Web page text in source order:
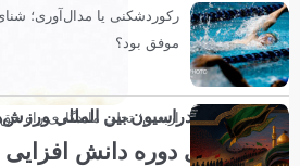
زیر نظر فدراسیون بین المللی
برگزاری دوره دانش افزایی
رکوردشکنی یا مدال‌آوری؛ شنای
موفق بود؟
اربعین؛ تجلی ماندگاری راه